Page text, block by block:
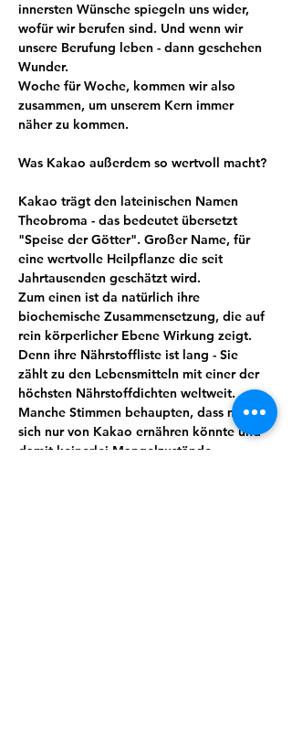
innersten Wünsche spiegeln uns wider,
wofür wir berufen sind. Und wenn wir
unsere Berufung leben - dann geschehen
Wunder.
Woche für Woche, kommen wir also
zusammen, um unserem Kern immer
näher zu kommen.
Was Kakao außerdem so wertvoll macht?
Kakao trägt den lateinischen Namen
Theobroma - das bedeutet übersetzt
"Speise der Götter". Großer Name, für
eine wertvolle Heilpflanze die seit
Jahrtausenden geschätzt wird.
Zum einen ist da natürlich ihre
biochemische Zusammensetzung, die auf
rein körperlicher Ebene Wirkung zeigt.
Denn ihre Nährstoffliste ist lang - Sie
zählt zu den Lebensmitteln mit einer der
höchsten Nährstoffdichten weltweit.
Manche Stimmen behaupten, dass man
sich nur von Kakao ernähren könnte und
damit keinerlei Mangelzustände